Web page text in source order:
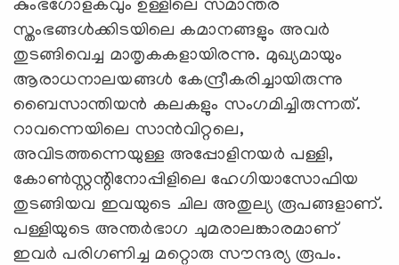
കുംഭഗോളകവും ഉള്ളിലെ സമാന്തര
സ്തംഭങ്ങൾക്കിടയിലെ കമാനങ്ങളും അവർ
തുടങ്ങിവെച്ച മാതൃകകളായിരന്നു. മുഖ്യമായും
ആരാധനാലയങ്ങൾ കേന്ദ്രീകരിച്ചായിരുന്നു
ബൈസാന്തിയൻ കലകളും സംഗമിച്ചിരുന്നത്‌.
റാവന്നെയിലെ സാൻവിറ്റലെ,
അവിടത്തന്നെയുള്ള അപ്പോളിനയർ പള്ളി,
കോൺസ്റ്റന്റിനോപ്പിളിലെ ഹേഗിയാസോഫിയ
തുടങ്ങിയവ ഇവയുടെ ചില അതുല്യ രൂപങ്ങളാണ്‌.
പള്ളിയുടെ അന്തർഭാഗ ചുമരാലങ്കാരമാണ്‌
ഇവർ പരിഗണിച്ച മറ്റൊരു സൗന്ദര്യ രൂപം.